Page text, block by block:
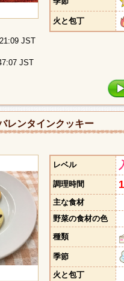
JST
JST
火と包丁
レンタインクッキー
レベル
調理時間
主な食材
野菜の食材の色
種類
季節
火と包丁